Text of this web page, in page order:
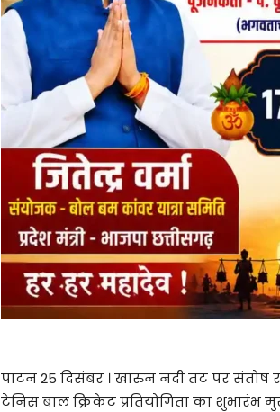
पाटन 25 दिसंबर । खारुन नदी तट पर संतोष
टेनिस बाल क्रिकेट प्रतियोगिता का